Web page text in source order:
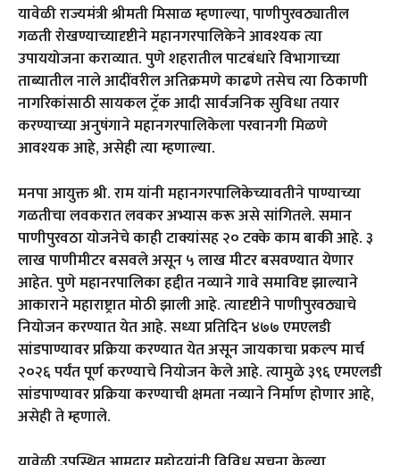
यावेळी राज्यमंत्री श्रीमती मिसाळ म्हणाल्या, पाणीपुरवठ्यातील
गळती रोखण्याच्यादृष्टीने महानगरपालिकेने आवश्यक त्या
उपाययोजना कराव्यात. पुणे शहरातील पाटबंधारे विभागाच्या
ताब्यातील नाले आदींवरील अतिक्रमणे काढणे तसेच त्या ठिकाणी
नागरिकांसाठी सायकल ट्रॅक आदी सार्वजनिक सुविधा तयार
करण्याच्या अनुषंगाने महानगरपालिकेला परवानगी मिळणे
आवश्यक आहे, असेही त्या म्हणाल्या.
मनपा आयुक्त श्री. राम यांनी महानगरपालिकेच्यावतीने पाण्याच्या
गळतीचा लवकरात लवकर अभ्यास करू असे सांगितले. समान
पाणीपुरवठा योजनेचे काही टाक्यांसह २० टक्के काम बाकी आहे. ३
लाख पाणीमीटर बसवले असून ५ लाख मीटर बसवण्यात येणार
आहेत. पुणे महानरपालिका हद्दीत नव्याने गावे समाविष्ट झाल्याने
आकाराने महाराष्ट्रात मोठी झाली आहे. त्यादृष्टीने पाणीपुरवठ्याचे
नियोजन करण्यात येत आहे. सध्या प्रतिदिन ४७७ एमएलडी
सांडपाण्यावर प्रक्रिया करण्यात येत असून जायकाचा प्रकल्प मार्च
२०२६ पर्यंत पूर्ण करण्याचे नियोजन केले आहे. त्यामुळे ३९६ एमएलडी
सांडपाण्यावर प्रक्रिया करण्याची क्षमता नव्याने निर्माण होणार आहे,
असेही ते म्हणाले.